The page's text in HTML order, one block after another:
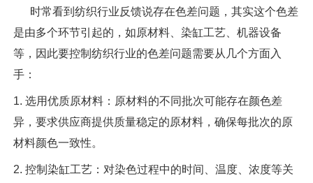
时常看到纺织行业反馈说存在色差问题，其实这个色差
是由多个环节引起的，如原材料、染缸工艺、机器设备
等，因此要控制纺织行业的色差问题需要从几个方面入
手：
1. 选用优质原材料：原材料的不同批次可能存在颜色差
异，要求供应商提供质量稳定的原材料，确保每批次的原
材料颜色一致性。
2. 控制染缸工艺：对染色过程中的时间、温度、浓度等关